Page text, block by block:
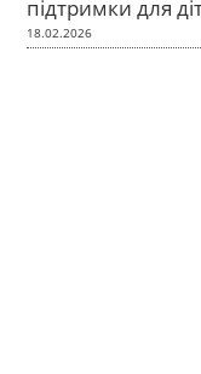
підтримки для
18.02.2026